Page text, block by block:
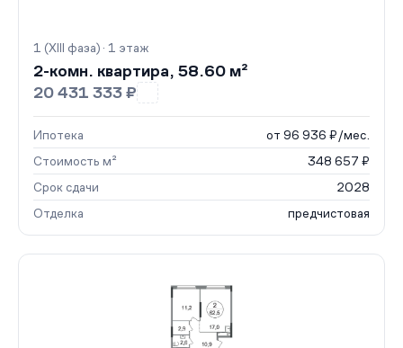
1 (XIII фаза) · 1 этаж
2-комн. квартира, 58.60 м²
20 431 333 ₽
Ипотека
от 96 936 ₽/мес.
Стоимость м²
348 657 ₽
Срок сдачи
2028
Отделка
предчистовая